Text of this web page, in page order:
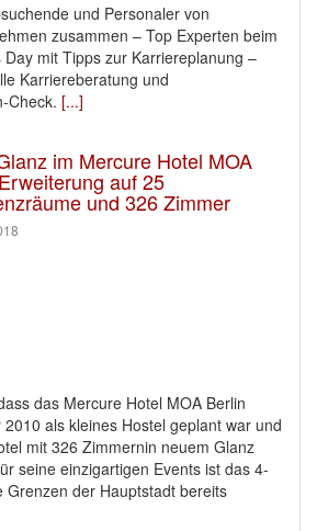
und Personaler von
zusammen – Top Experten beim
Day mit Tipps zur Karriereplanung –
Karriereberatung und
Check. [...]
im Mercure Hotel MOA
auf 25
und 326 Zimmer
das Mercure Hotel MOA Berlin
als kleines Hostel geplant war und
mit 326 Zimmernin neuem Glanz
seine einzigartigen Events ist das 4-
Grenzen der Hauptstadt bereits